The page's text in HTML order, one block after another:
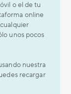
o el de tu
online
unos pocos
nuestra
recargar